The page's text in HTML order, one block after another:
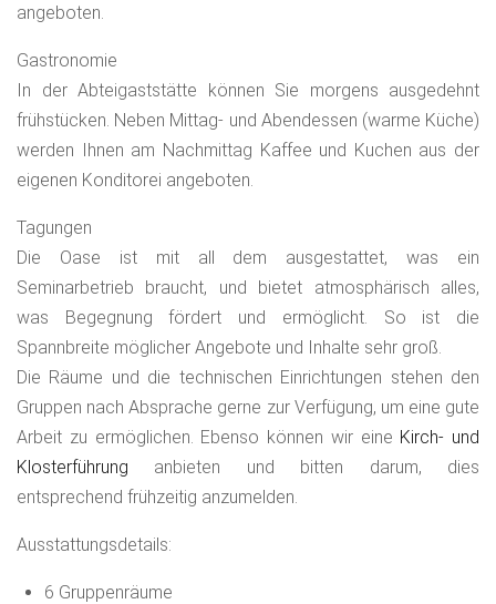
angeboten.
Gastronomie
In der Abteigaststätte können Sie morgens ausgedehnt
frühstücken. Neben Mittag- und Abendessen (warme Küche)
werden Ihnen am Nachmittag Kaffee und Kuchen aus der
eigenen Konditorei angeboten.
Tagungen
Die Oase ist mit all dem ausgestattet, was ein
Seminarbetrieb braucht, und bietet atmosphärisch alles,
was Begegnung fördert und ermöglicht. So ist die
Spannbreite möglicher Angebote und Inhalte sehr groß.
Die Räume und die technischen Einrichtungen stehen den
Gruppen nach Absprache gerne zur Verfügung, um eine gute
Arbeit zu ermöglichen. Ebenso können wir eine Kirch- und
Klosterführung anbieten und bitten darum, dies
entsprechend frühzeitig anzumelden.
Ausstattungsdetails:
6 Gruppenräume